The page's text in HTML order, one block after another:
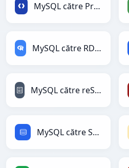
MySQL către Protobuf
MySQL către RDataFrame
MySQL către reStructuredText
MySQL către SQL